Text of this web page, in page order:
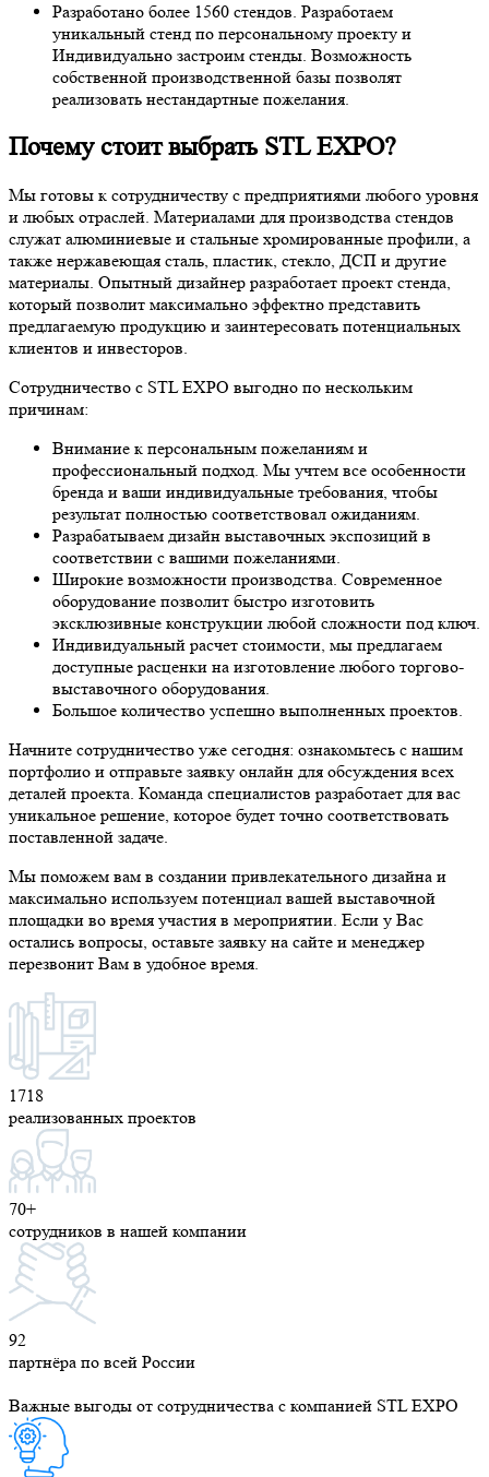
Разработано более 1560 стендов. Разработаем
уникальный стенд по персональному проекту и
Индивидуально застроим стенды. Возможность
собственной производственной базы позволят
реализовать нестандартные пожелания.
Почему стоит выбрать STL EXPO?
Мы готовы к сотрудничеству с предприятиями любого уровня
и любых отраслей. Материалами для производства стендов
служат алюминиевые и стальные хромированные профили, а
также нержавеющая сталь, пластик, стекло, ДСП и другие
материалы. Опытный дизайнер разработает проект стенда,
который позволит максимально эффектно представить
предлагаемую продукцию и заинтересовать потенциальных
клиентов и инвесторов.
Сотрудничество с STL EXPO выгодно по нескольким
причинам:
Внимание к персональным пожеланиям и
профессиональный подход. Мы учтем все особенности
бренда и ваши индивидуальные требования, чтобы
результат полностью соответствовал ожиданиям.
Разрабатываем дизайн выставочных экспозиций в
соответствии с вашими пожеланиями.
Широкие возможности производства. Современное
оборудование позволит быстро изготовить
эксклюзивные конструкции любой сложности под ключ.
Индивидуальный расчет стоимости, мы предлагаем
доступные расценки на изготовление любого торгово-
выставочного оборудования.
Большое количество успешно выполненных проектов.
Начните сотрудничество уже сегодня: ознакомьтесь с нашим
портфолио и отправьте заявку онлайн для обсуждения всех
деталей проекта. Команда специалистов разработает для вас
уникальное решение, которое будет точно соответствовать
поставленной задаче.
Мы поможем вам в создании привлекательного дизайна и
максимально используем потенциал вашей выставочной
площадки во время участия в мероприятии. Если у Вас
остались вопросы, оставьте заявку на сайте и менеджер
перезвонит Вам в удобное время.
1718
реализованных проектов
70+
сотрудников в нашей компании
92
партнёра по всей России
Важные выгоды от сотрудничества с компанией STL EXPO